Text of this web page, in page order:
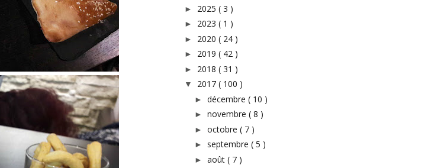
► 2025 ( 3 )
► 2023 ( 1 )
► 2020 ( 24 )
► 2019 ( 42 )
► 2018 ( 31 )
▼ 2017 ( 100 )
► décembre ( 10 )
► novembre ( 8 )
► octobre ( 7 )
► septembre ( 5 )
► août ( 7 )